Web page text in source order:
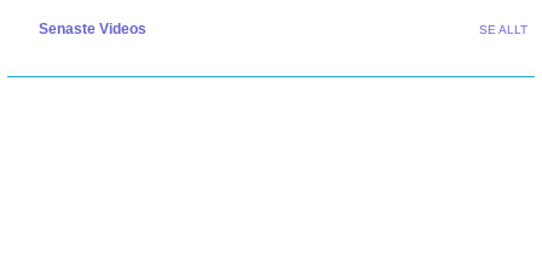
Senaste Videos SE ALLT